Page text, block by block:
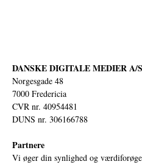
DANSKE DIGITALE MEDIER A/S
Norgesgade 48
7000 Fredericia
CVR nr. 40954481
DUNS nr. 306166788
Partnere
Vi øger din synlighed og